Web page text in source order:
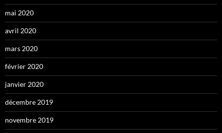
mai 2020
avril 2020
mars 2020
février 2020
janvier 2020
décembre 2019
novembre 2019